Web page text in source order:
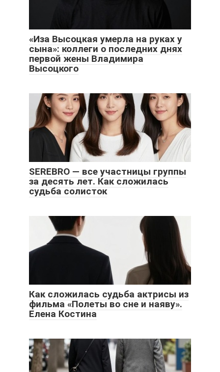
«Иза Высоцкая умерла на руках у
сына»: коллеги о последних днях
первой жены Владимира
Высоцкого
SEREBRO — все участницы группы
за десять лет. Как сложилась
судьба солисток
Как сложилась судьба актрисы из
фильма «Полеты во сне и наяву».
Елена Костина